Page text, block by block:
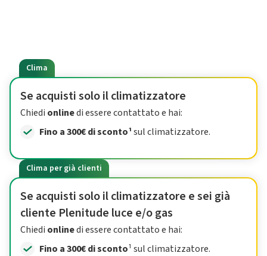
Clima
Se acquisti solo il climatizzatore
Chiedi onlinedi essere contattato e hai:
Fino a 300€ di sconto¹sul climatizzatore.
Clima per già clienti
Se acquisti solo il climatizzatore e sei già
cliente Plenitude luce e/o gas
Chiedi onlinedi essere contattato e hai:
Fino a 300€ di sconto¹ sul climatizzatore.